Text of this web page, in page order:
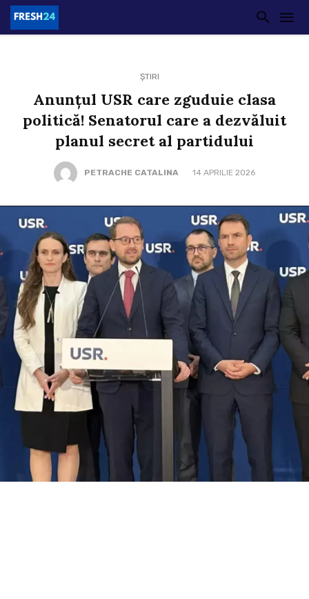
ȘTIRI
Anunțul USR care zguduie clasa
politică! Senatorul care a dezvăluit
planul secret al partidului
PETRACHE CATALINA 14 APRILIE 2026